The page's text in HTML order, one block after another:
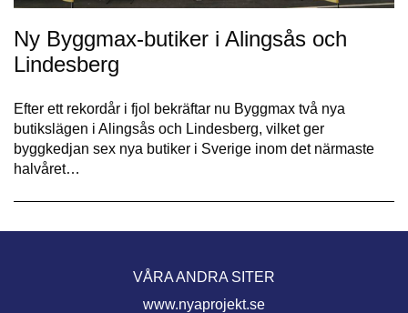
Ny Byggmax-butiker i Alingsås och
Lindesberg
Efter ett rekordår i fjol bekräftar nu Byggmax två nya
butikslägen i Alingsås och Lindesberg, vilket ger
byggkedjan sex nya butiker i Sverige inom det närmaste
halvåret…
VÅRA ANDRA SITER
www.nyaprojekt.se